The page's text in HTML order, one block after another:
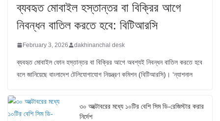
ব্যবহৃত মোবাইল হস্তান্তর বা বিক্রির আগে
নিবন্ধন বাতিল করতে হবে: বিটিআরসি
February 3, 2026 dakhinanchal desk
ব্যবহৃত মোবাইল ফোন হস্তান্তর বা বিক্রির আগে অবশ্যই নিবন্ধন বাতিল করতে হবে
বলে জানিয়েছে বাংলাদেশ টেলিযোগাযোগ নিয়ন্ত্রণ কমিশন (বিটিআরসি)। ‘ন্যাশনাল
৩০ অক্টোবরের মধ্যে ১০টির বেশি সিম ডি-রেজিস্টার করার
নির্দেশ